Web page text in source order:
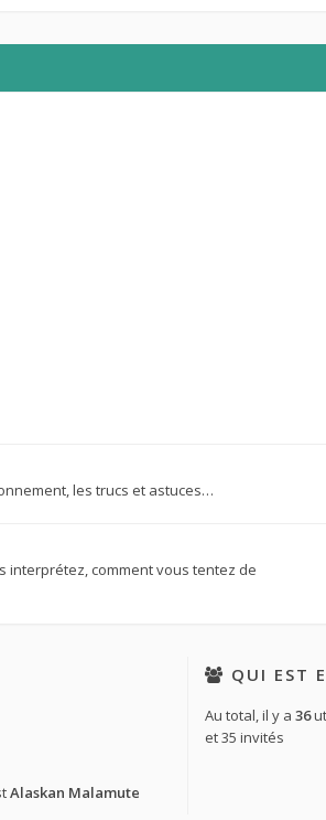
les trucs et astuces…
interprétez, comment vous tentez de
Alaskan Malamute
QUI EST
Au total, il y a 36
et 35 invités